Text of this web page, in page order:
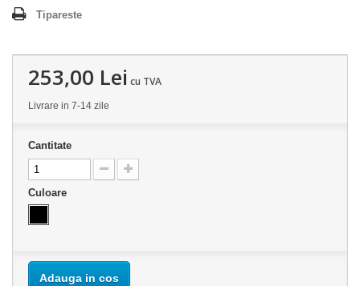
Tipareste
253,00 Lei cu TVA
Livrare in 7-14 zile
Cantitate
Culoare
Adauga in cos